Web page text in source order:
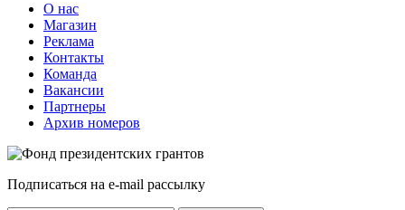
О нас
Магазин
Реклама
Контакты
Команда
Вакансии
Партнеры
Архив номеров
Подписаться на e-mail рассылку